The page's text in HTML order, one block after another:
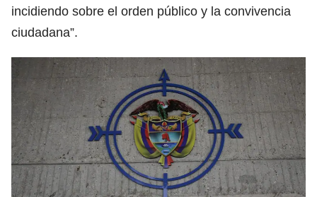
incidiendo sobre el orden público y la convivencia
ciudadana”.